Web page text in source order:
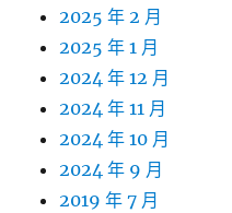
2025 年 2 月
2025 年 1 月
2024 年 12 月
2024 年 11 月
2024 年 10 月
2024 年 9 月
2019 年 7 月